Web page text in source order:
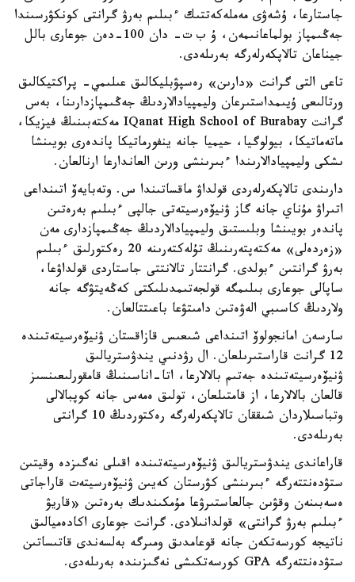
جاستارعا، ۇشەۋى مەملەكەتتىك ءبىلىم بەرۋ گرانتى كونكۋرسىندا
جەڭىمپاز بولماعانىمەن، ۇ ب ت- دان 100-دەن جوعارى بالل
جيناعان تالاپكەرلەرگە بەرىلەدى.
تاعى التى گرانت «دارىن» رەسپۋبليكالىق عىلىمي- پراكتيكالىق
ورتالىعى ۇيىمداستىرعان وليمپيادالاردىڭ جەڭىمپازدارىنا، بەس
گرانت IQanat High School of Burabay مەكتەبىنىڭ فيزيكا،
ماتەماتيكا، بيولوگيا، حيميا جانە ينفورماتيكا پاندەرى بويىنشا
ىشكى وليمپيادالارىندا ءبىرىنشى ورىن العاندارعا ارنالعان.
دارىندى تالاپكەرلەردى قولداۋ ماقساتىندا س. وتەبايەۆ اتىنداعى
اتىراۋ مۇناي جانە گاز ۋنيۆەرسيتەتى جالپى ءبىلىم بەرەتىن
پاندەر بويىنشا وبلىستىق وليمپيادالاردىڭ جەڭىمپازدارى مەن
«زەردەلى» مەكتەپتەرىنىڭ تۇلەكتەرىنە 20 رەكتورلىق ءبىلىم
بەرۋ گرانتىن ءبولدى. گرانتتار تالانتتى جاستاردى قولداۋعا،
ساپالى جوعارى بىلىمگە قولجەتىمدىلىكتى كەڭەيتۋگە جانە
ولاردىڭ كاسىبي الەۋەتىن دامىتۋعا باعىتتالعان.
سارسەن امانجولوۆ اتىنداعى شىعىس قازاقستان ۋنيۆەرسيتەتىندە
12 گرانت قاراستىرىلعان. ال رۋدنىي يندۋستريالىق
ۋنيۆەرسيتەتىندە جەتىم بالالارعا، اتا-اناسىنىڭ قامقورلىعىنسىز
قالعان بالالارعا، از قامتىلعان، تولىق ەمەس جانە كوپبالالى
وتباسىلاردان شىققان تالاپكەرلەرگە رەكتوردىڭ 10 گرانتى
بەرىلەدى.
قاراعاندى يندۋستريالىق ۋنيۆەرسيتەتىندە اقىلى نەگىزدە وقيتىن
ستۋدەنتتەرگە ءبىرىنشى كۋرستان كەيىن ۋنيۆەرسيتەت قاراجاتى
ەسەبىنەن وقۋىن جالعاستىرۋعا مۇمكىندىك بەرەتىن «قاريۋ
ءبىلىم بەرۋ گرانتى» قولدانىلادى. گرانت جوعارى اكادەميالىق
ناتيجە كورسەتكەن جانە قوعامدىق ومىرگە بەلسەندى قاتىساتىن
ستۋدەنتتەرگە GPA كورسەتكىشى نەگىزىندە بەرىلەدى.